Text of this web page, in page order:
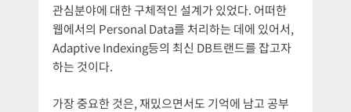
관심분야에 대한 구체적인 설계가 있었다. 어떠한
웹에서의 Personal Data를 처리하는 데에 있어서,
Adaptive Indexing등의 최신 DB트랜드를 잡고자
하는 것이다.
가장 중요한 것은, 재밌으면서도 기억에 남고 공부